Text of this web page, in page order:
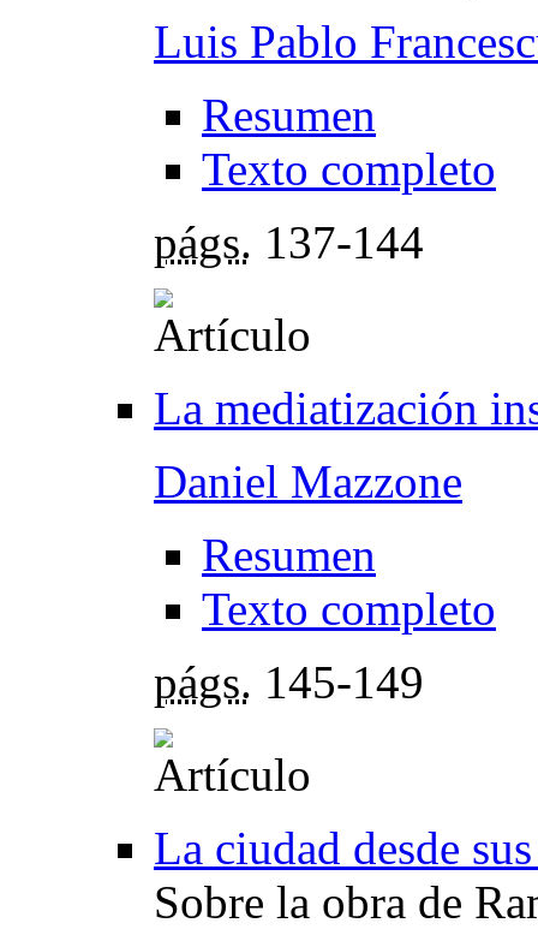
Luis Pablo
Resumen
Texto completo
págs. 137-144
La mediatización
Daniel Mazzone
Resumen
Texto completo
págs. 145-149
La ciudad desde
Sobre la obra de